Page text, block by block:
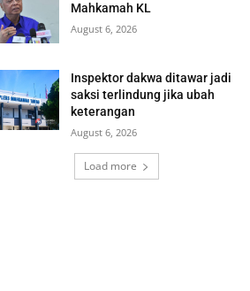
Mahkamah KL
August 6, 2026
Inspektor dakwa ditawar jadi
saksi terlindung jika ubah
keterangan
August 6, 2026
Load more